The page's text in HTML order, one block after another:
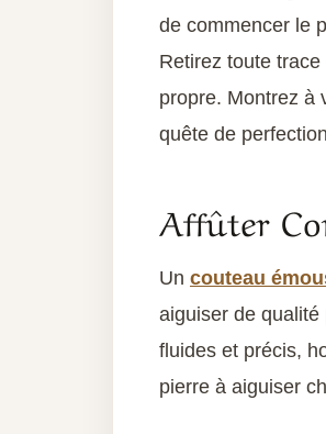
de commencer le
Retirez toute
propre. Montrez à
quête de
Affûter
Un couteau
aiguiser de
fluides et précis,
pierre à aiguiser